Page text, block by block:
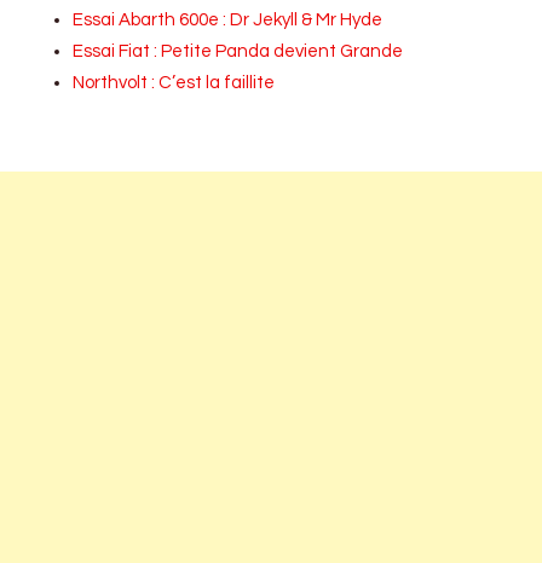
Essai Abarth 600e : Dr Jekyll & Mr Hyde
Essai Fiat : Petite Panda devient Grande
Northvolt : C’est la faillite